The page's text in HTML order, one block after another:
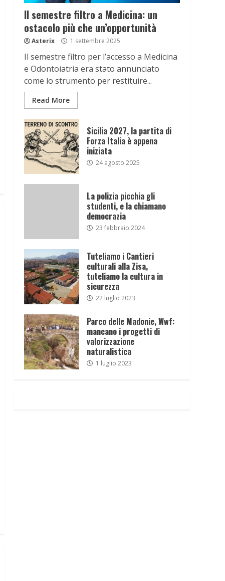
Il semestre filtro a Medicina: un
ostacolo più che un’opportunità
Asterix 1 settembre 2025
Il semestre filtro per l’accesso a Medicina
e Odontoiatria era stato annunciato
come lo strumento per restituire...
Read More
Sicilia 2027, la partita di
Forza Italia è appena
iniziata
24 agosto 2025
La polizia picchia gli
studenti, e la chiamano
democrazia
23 febbraio 2024
Tuteliamo i Cantieri
culturali alla Zisa,
tuteliamo la cultura in
sicurezza
22 luglio 2023
Parco delle Madonie, Wwf:
mancano i progetti di
valorizzazione
naturalistica
1 luglio 2023